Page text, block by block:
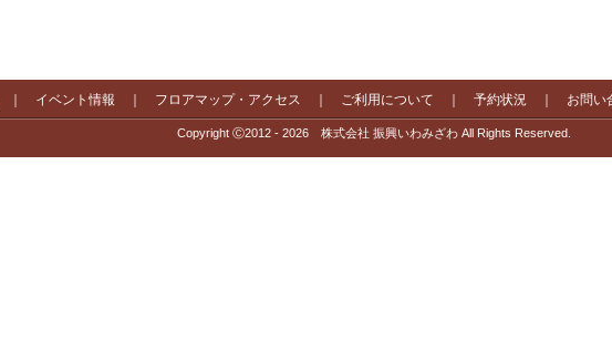
イベント情報 フロアマップ・アクセス ご利用について 予約状況 お問い
Copyright Ⓒ2012 - 2026 株式会社 振興いわみざわ All Rights Reserved.